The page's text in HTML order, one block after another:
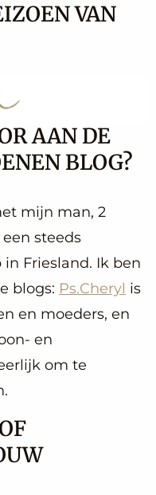
VAN
AAN DE
BLOG?
mijn man, 2
steeds
Friesland. Ik ben
blogs: Ps.Cheryl is
en moeders, en
en
om te